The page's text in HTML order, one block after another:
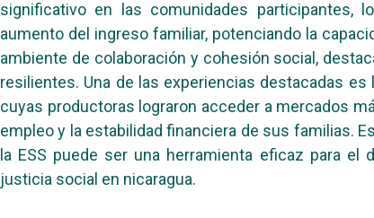
significativo en las comunidades participantes,
aumento del ingreso familiar, potenciando la
ambiente de colaboración y cohesión social,
resilientes. Una de las experiencias destacadas es
cuyas productoras lograron acceder a mercados
empleo y la estabilidad financiera de sus familias.
la ESS puede ser una herramienta eficaz para el
justicia social en nicaragua.